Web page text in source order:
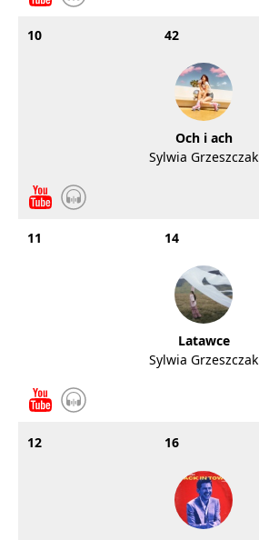
10 42
Och i ach
Sylwia Grzeszczak
11 14
Latawce
Sylwia Grzeszczak
12 16